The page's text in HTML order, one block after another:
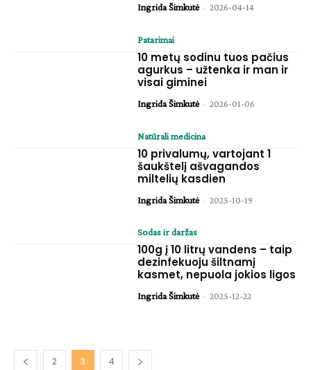
Ingrida Šimkutė - 2026-04-14
Patarimai
10 metų sodinu tuos pačius
agurkus – užtenka ir man ir
visai giminei
Ingrida Šimkutė - 2026-01-06
Natūrali medicina
10 privalumų, vartojant 1
šaukštelį ašvagandos
miltelių kasdien
Ingrida Šimkutė - 2025-10-19
Sodas ir daržas
100g į 10 litrų vandens – taip
dezinfekuoju šiltnamį
kasmet, nepuola jokios ligos
Ingrida Šimkutė - 2025-12-22
2 3 4